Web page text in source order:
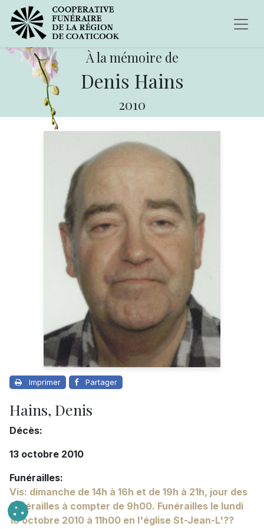
À la mémoire de
Denis Hains
2010
Imprimer Partager
Hains, Denis
Décès:
13 octobre 2010
Funérailles:
Vis: dimanche de 14h à 16h et de 19h à 21h, jour des
funérailles à compter de 9h00. Funérailles le lundi
18 octobre 2010 à 11h00 en l'église St-Jean-L'??